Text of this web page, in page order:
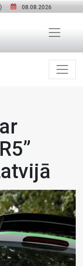
) 08.08.2026